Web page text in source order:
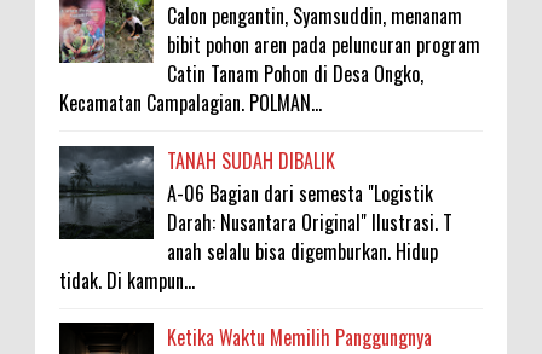
Calon pengantin, Syamsuddin, menanam
bibit pohon aren pada peluncuran program
Catin Tanam Pohon di Desa Ongko,
Kecamatan Campalagian. POLMAN...
TANAH SUDAH DIBALIK
A-06 Bagian dari semesta "Logistik
Darah: Nusantara Original" Ilustrasi. T
anah selalu bisa digemburkan. Hidup
tidak. Di kampun...
Ketika Waktu Memilih Panggungnya